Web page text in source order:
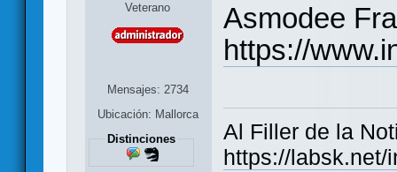
Veterano
Mensajes: 2734
Ubicación: Mallorca
Distinciones
Asmodee
https://
Al Filler de la
https://labsk.net/